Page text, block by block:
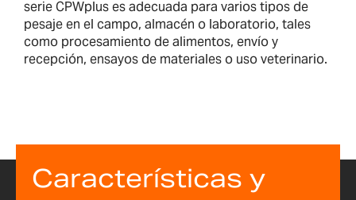
serie CPWplus es adecuada para varios tipos de
pesaje en el campo, almacén o laboratorio, tales
como procesamiento de alimentos, envío y
recepción, ensayos de materiales o uso veterinario.
Características y